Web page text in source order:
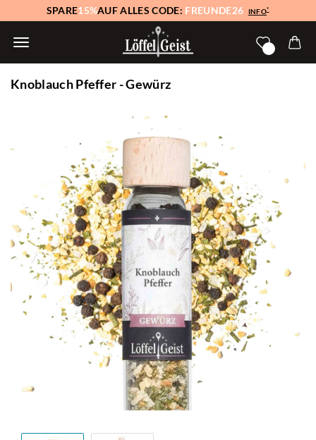
SPARE15%AUF ALLES CODE: FREUNDE26 INFO*
Knoblauch Pfeffer - Gewürz